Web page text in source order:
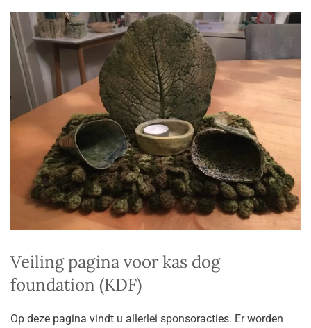
Veiling pagina voor kas dog
foundation (KDF)
Op deze pagina vindt u allerlei sponsoracties. Er worden